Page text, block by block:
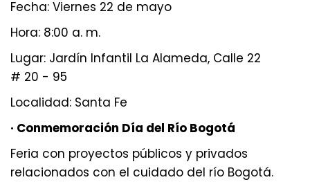
Fecha: Viernes 22 de mayo
Hora: 8:00 a. m.
Lugar: Jardín Infantil La Alameda, Calle 22
# 20 - 95
Localidad: Santa Fe
· Conmemoración Día del Río Bogotá
Feria con proyectos públicos y privados
relacionados con el cuidado del río Bogotá.